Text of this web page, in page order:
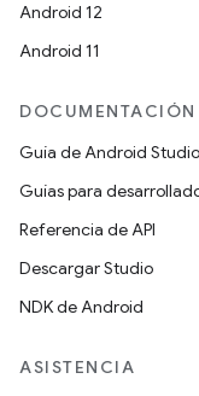
Android 12
Android 11
Guía de Android Studio
Guías para
Referencia de API
Descargar Studio
NDK de Android
ASISTENCIA